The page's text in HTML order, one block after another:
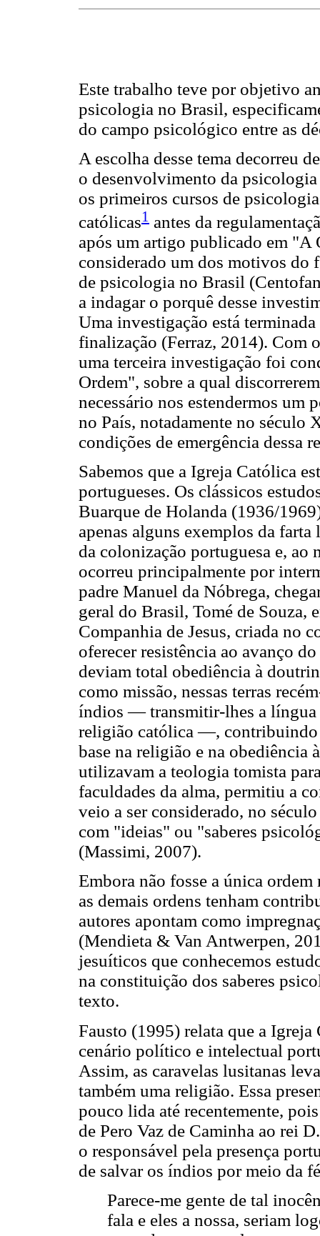
Este trabalho teve por objetivo
psicologia no Brasil,
do campo psicológico entre as
A escolha desse tema decorreu
o desenvolvimento da
os primeiros cursos de
católicas1 antes da
após um artigo publicado em
considerado um dos motivos do
de psicologia no Brasil
a indagar o porquê desse
Uma investigação está
finalização (Ferraz, 2014). Com
uma terceira investigação foi
Ordem", sobre a qual
necessário nos estendermos um
no País, notadamente no século
condições de emergência dessa
Sabemos que a Igreja Católica
portugueses. Os clássicos
Buarque de Holanda (1936/
apenas alguns exemplos da
da colonização portuguesa e, ao
ocorreu principalmente por
padre Manuel da Nóbrega,
geral do Brasil, Tomé de Souza,
Companhia de Jesus, criada no
oferecer resistência ao avanço
deviam total obediência à
como missão, nessas terras
índios — transmitir-lhes a língua
religião católica —, contribuindo
base na religião e na obediência
utilizavam a teologia tomista
faculdades da alma, permitiu a
veio a ser considerado, no
com "ideias" ou "saberes
(Massimi, 2007).
Embora não fosse a única
as demais ordens tenham
autores apontam como
(Mendieta & Van Antwerpen,
jesuíticos que conhecemos
na constituição dos saberes
texto.
Fausto (1995) relata que a
cenário político e intelectual
Assim, as caravelas lusitanas
também uma religião. Essa
pouco lida até recentemente,
de Pero Vaz de Caminha ao rei
o responsável pela presença
de salvar os índios por meio da
Parece-me gente de tal
fala e eles a nossa, seriam